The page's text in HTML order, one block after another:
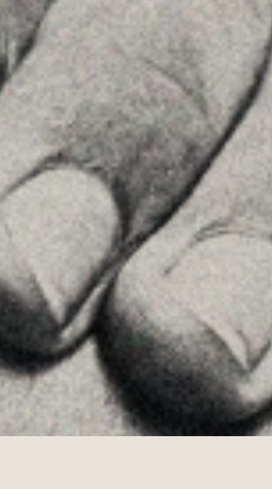
Home
La Firma
Equipo
Asesoramiento
Insights
Contactar
SÍGUENOS
Linkedin
Instagram
Youtube
Allyon — Barcelona, Spain
Copyrights © 2026 AVISO LEGAL
POLÍTICA DE COOKIES POLÍTICA DE PRIVACIDAD